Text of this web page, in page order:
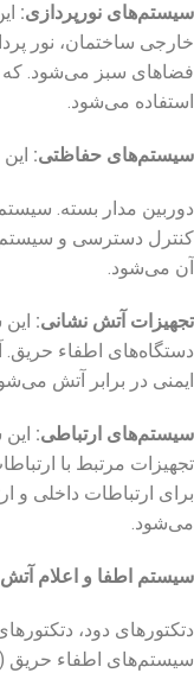
سیستم‌های نورپردازی:
خارجی ساختمان، نور
فضاهای سبز می‌شود. که
استفاده می‌شود.
سیستم‌های حفاظتی:
دوربین مدار بسته.
کنترل دسترسی و
آن می‌شود.
تجهیزات آتش ‌نشانی:
دستگاه‌های اطفاء
ایمنی در برابر آتش
سیستم‌های ارتباطی:
تجهیزات مرتبط با
برای ارتباطات داخلی و
می‌شود.
سیستم اطفا و اعلام آتش
دتکتورهای دود،
سیستم‌های اطفاء حریق